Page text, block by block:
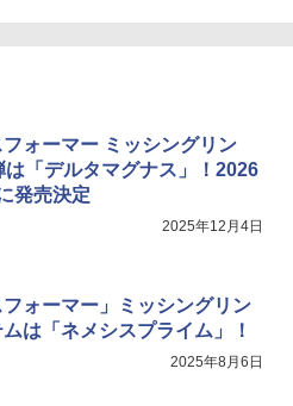
フォーマー ミッシングリン
は「デルタマグナス」！2026
発売決定
2025年12月4日
フォーマー」ミッシングリン
は「ネメシスプライム」！
2025年8月6日